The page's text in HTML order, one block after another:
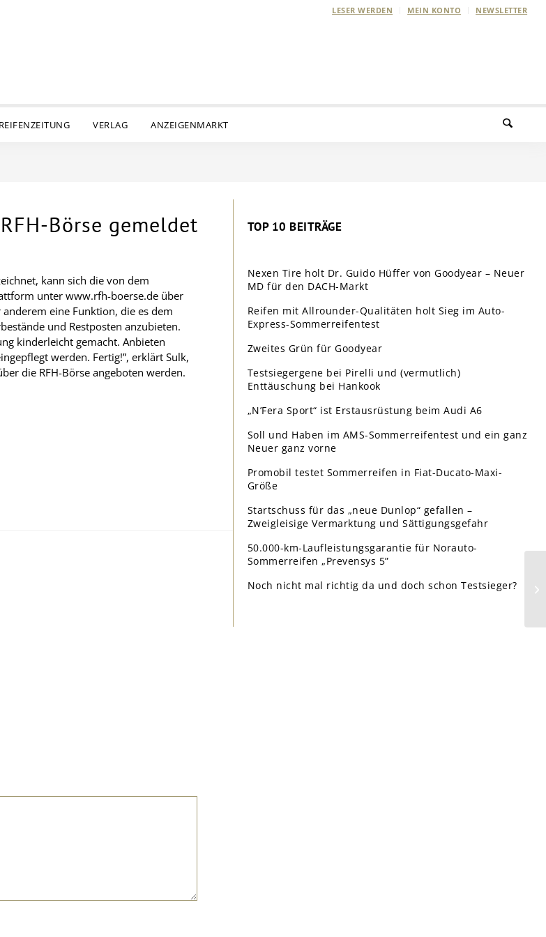
LESER WERDEN MEIN KONTO NEWSLETTER
VERLAG ANZEIGENMARKT
Börse gemeldet
kann sich die von dem
unter www.rfh-boerse.de über
eine Funktion, die es dem
und Restposten anzubieten.
kinderleicht gemacht. Anbieten
werden. Fertig!”, erklärt Sulk,
die RFH-Börse angeboten werden.
TOP 10 BEITRÄGE
Nexen Tire holt Dr. Guido Hüffer von Goodyear – Neuer
MD für den DACH-Markt
Reifen mit Allrounder-Qualitäten holt Sieg im Auto-
Express-Sommerreifentest
Zweites Grün für Goodyear
Testsiegergene bei Pirelli und (vermutlich)
Enttäuschung bei Hankook
„N’Fera Sport“ ist Erstausrüstung beim Audi A6
Soll und Haben im AMS-Sommerreifentest und ein ganz
Neuer ganz vorne
Promobil testet Sommerreifen in Fiat-Ducato-Maxi-
Größe
Startschuss für das „neue Dunlop“ gefallen –
Zweigleisige Vermarktung und Sättigungsgefahr
50.000-km-Laufleistungsgarantie für Norauto-
Sommerreifen „Prevensys 5”
Noch nicht mal richtig da und doch schon Testsieger?